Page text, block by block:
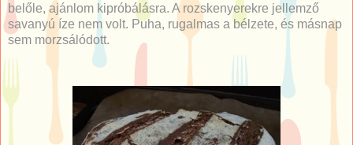
belőle, ajánlom kipróbálásra. A rozskenyerekre jellemző
savanyú íze nem volt. Puha, rugalmas a bélzete, és másnap
sem morzsálódott.